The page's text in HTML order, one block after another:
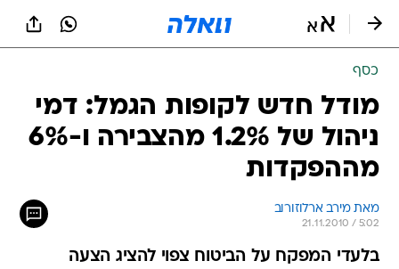
כסף
מודל חדש לקופות הגמל: דמי
ניהול של 1.2% מהצבירה ו-6%
מההפקדות
מאת מירב ארלוזורוב
21.11.2010 / 5:02
בלעדי המפקח על הביטוח צפוי להציג הצעה